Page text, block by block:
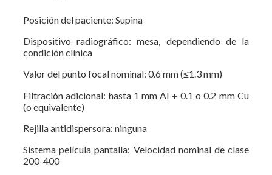
Posición del paciente: Supina
Dispositivo radiográfico: mesa, dependiendo de la
condición clínica
Valor del punto focal nominal: 0.6 mm (≤1.3 mm)
Filtración adicional: hasta 1 mm Al + 0.1 o 0.2 mm Cu
(o equivalente)
Rejilla antidispersora: ninguna
Sistema película pantalla: Velocidad nominal de clase
200-400